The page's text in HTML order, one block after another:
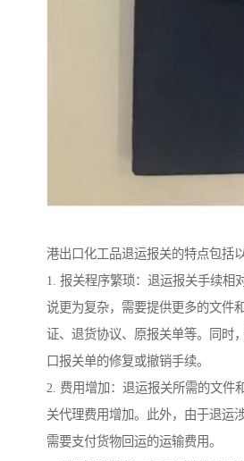
港出口化工品退运报关的特点包括
1. 报关程序繁琐：退运报关手续相
说更为复杂，需要提供更多的文件
证、退货协议、原报关单等。同时
口报关单的修复或撤销手续。
2. 费用增加：退运报关所需的文件
关代理费用增加。此外，由于退运
需要支付货物回运的运输费用。